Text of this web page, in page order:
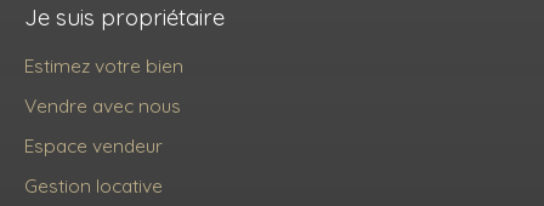
Je suis propriétaire
Estimez votre bien
Vendre avec nous
Espace vendeur
Gestion locative